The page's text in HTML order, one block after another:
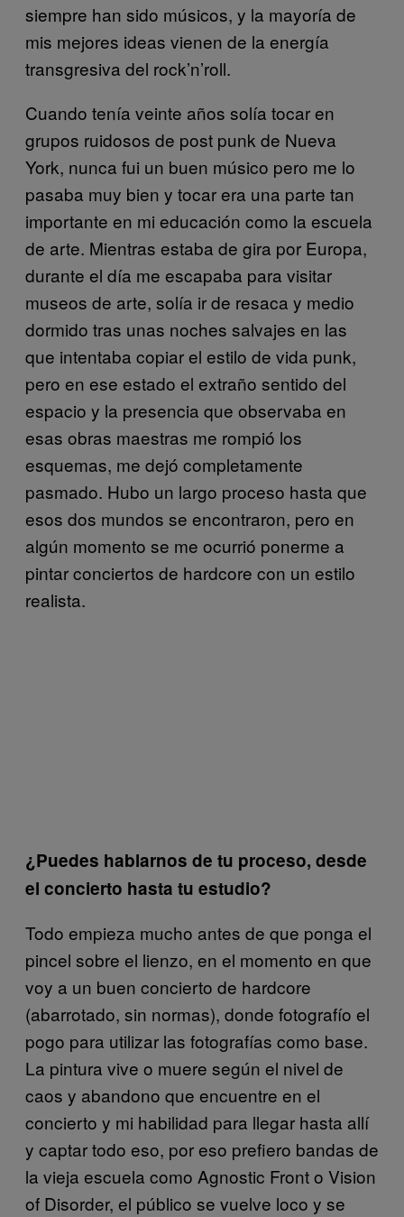
siempre han sido músicos, y la mayoría de
mis mejores ideas vienen de la energía
transgresiva del rock’n’roll.
Cuando tenía veinte años solía tocar en
grupos ruidosos de post punk de Nueva
York, nunca fui un buen músico pero me lo
pasaba muy bien y tocar era una parte tan
importante en mi educación como la escuela
de arte. Mientras estaba de gira por Europa,
durante el día me escapaba para visitar
museos de arte, solía ir de resaca y medio
dormido tras unas noches salvajes en las
que intentaba copiar el estilo de vida punk,
pero en ese estado el extraño sentido del
espacio y la presencia que observaba en
esas obras maestras me rompió los
esquemas, me dejó completamente
pasmado. Hubo un largo proceso hasta que
esos dos mundos se encontraron, pero en
algún momento se me ocurrió ponerme a
pintar conciertos de hardcore con un estilo
realista.
¿Puedes hablarnos de tu proceso, desde
el concierto hasta tu estudio?
Todo empieza mucho antes de que ponga el
pincel sobre el lienzo, en el momento en que
voy a un buen concierto de hardcore
(abarrotado, sin normas), donde fotografío el
pogo para utilizar las fotografías como base.
La pintura vive o muere según el nivel de
caos y abandono que encuentre en el
concierto y mi habilidad para llegar hasta allí
y captar todo eso, por eso prefiero bandas de
la vieja escuela como Agnostic Front o Vision
of Disorder, el público se vuelve loco y se